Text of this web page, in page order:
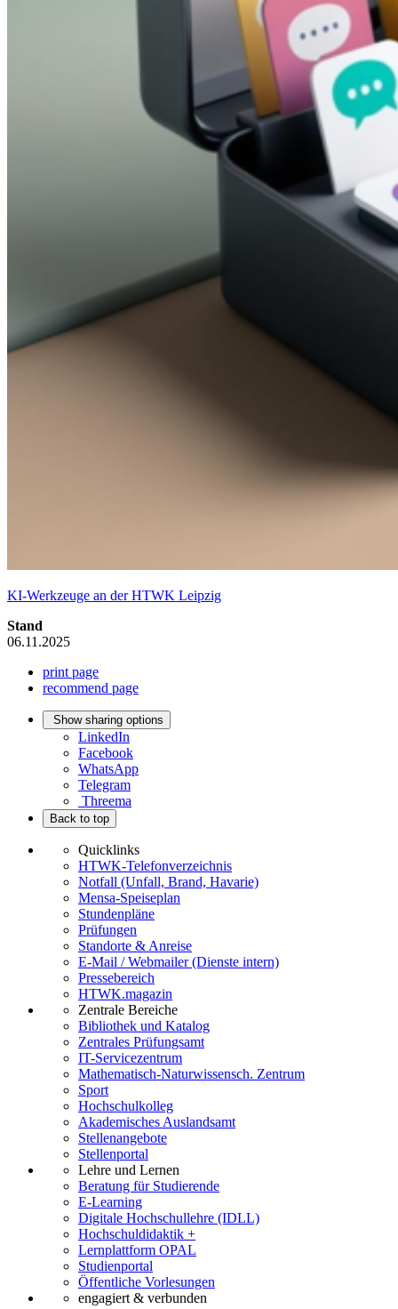
KI-Werkzeuge an der HTWK Leipzig
Stand
06.11.2025
print page
recommend page
Show sharing options
LinkedIn
Facebook
WhatsApp
Telegram
Threema
Back to top
Quicklinks
HTWK-Telefonverzeichnis
Notfall (Unfall, Brand, Havarie)
Mensa-Speiseplan
Stundenpläne
Prüfungen
Standorte & Anreise
E-Mail / Webmailer (Dienste intern)
Pressebereich
HTWK.magazin
Zentrale Bereiche
Bibliothek und Katalog
Zentrales Prüfungsamt
IT-Servicezentrum
Mathematisch-Naturwissensch. Zentrum
Sport
Hochschulkolleg
Akademisches Auslandsamt
Stellenangebote
Stellenportal
Lehre und Lernen
Beratung für Studierende
E-Learning
Digitale Hochschullehre (IDLL)
Hochschuldidaktik +
Lernplattform OPAL
Studienportal
Öffentliche Vorlesungen
engagiert & verbunden